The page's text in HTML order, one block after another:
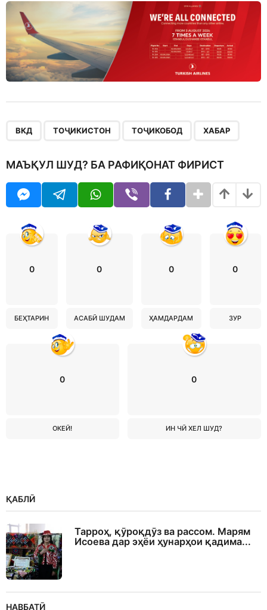
ВКД ТОҶИКИСТОН ТОҶИКОБОД ХАБАР
МАЪҚУЛ ШУД? БА РАФИҚОНАТ ФИРИСТ
0
БЕҲТАРИН
0
АСАБӢ ШУДАМ
0
ҲАМДАРДАМ
0
ЗУР
0
ОКЕЙ!
0
ИН ЧӢ ХЕЛ ШУД?
ҚАБЛӢ
Тарроҳ, қӯроқдӯз ва рассом. Марям
Исоева дар эҳёи ҳунарҳои қадима...
НАВБАТӢ